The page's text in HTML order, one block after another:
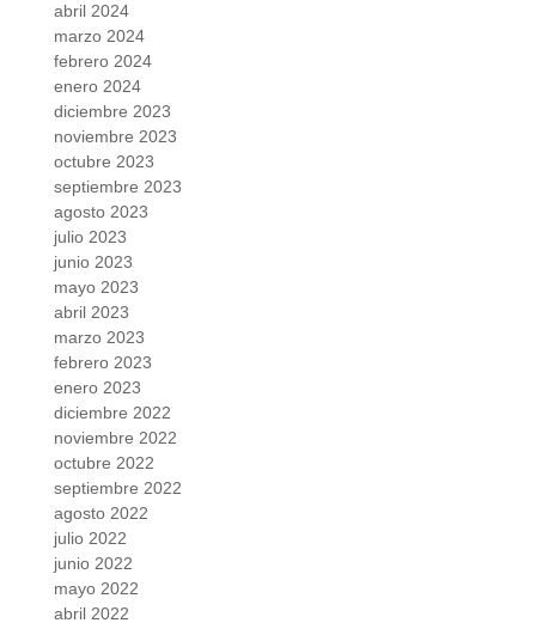
abril 2024
marzo 2024
febrero 2024
enero 2024
diciembre 2023
noviembre 2023
octubre 2023
septiembre 2023
agosto 2023
julio 2023
junio 2023
mayo 2023
abril 2023
marzo 2023
febrero 2023
enero 2023
diciembre 2022
noviembre 2022
octubre 2022
septiembre 2022
agosto 2022
julio 2022
junio 2022
mayo 2022
abril 2022